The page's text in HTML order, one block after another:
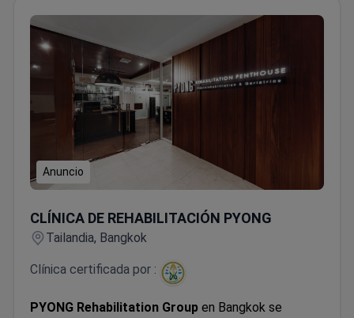
Anuncio
CLÍNICA DE REHABILITACIÓN PYONG
Tailandia, Bangkok
Clínica certificada por :
PYONG Rehabilitation Group en Bangkok se